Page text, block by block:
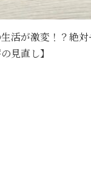
生活が激変！？絶
見直し】